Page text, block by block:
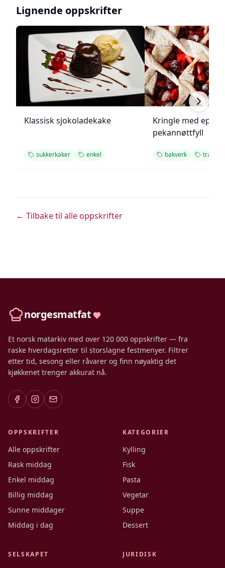
Lignende oppskrifter
Klassisk sjokoladekake
sukkerkaker enkel
Kringle med eple-
pekannøttfyll
bakverk
← Tilbake til alle oppskrifter
norgesmatfat
Et norsk matarkiv med over 120 000 oppskrifter — fra
raske hverdagsretter til storslagne festmenyer. Filtrer
etter tid, sesong eller råvarer og finn nøyaktig det
kjøkkenet trenger akkurat nå.
OPPSKRIFTER
Alle oppskrifter
Rask middag
Enkel middag
Billig middag
Sunne middager
Middag i dag
KATEGORIER
Kylling
Fisk
Pasta
Vegetar
Suppe
Dessert
SELSKAPET JURIDISK